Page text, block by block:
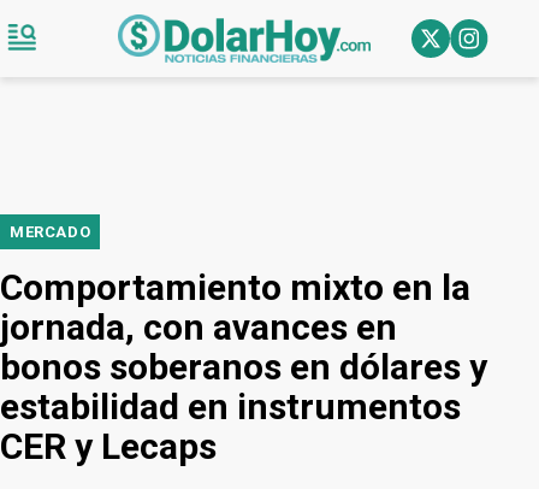
MERCADO
Comportamiento mixto en la
jornada, con avances en
bonos soberanos en dólares y
estabilidad en instrumentos
CER y Lecaps